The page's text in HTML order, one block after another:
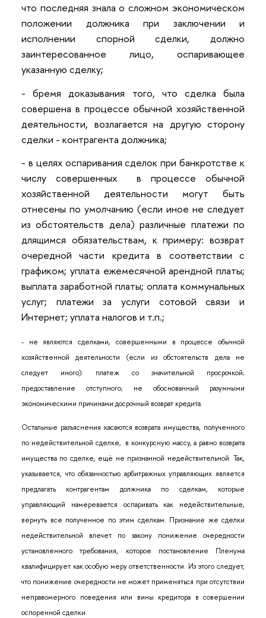
что последняя знала о сложном экономическом
положении должника при заключении и
исполнении спорной сделки, должно
заинтересованное лицо, оспаривающее
указанную сделку;
- бремя доказывания того, что сделка была
совершена в процессе обычной хозяйственной
деятельности, возлагается на другую сторону
сделки - контрагента должника;
- в целях оспаривания сделок при банкротстве к
числу совершенных в процессе обычной
хозяйственной деятельности могут быть
отнесены по умолчанию (если иное не следует
из обстоятельств дела) различные платежи по
длящимся обязательствам, к примеру: возврат
очередной части кредита в соответствии с
графиком; уплата ежемесячной арендной платы;
выплата заработной платы; оплата коммунальных
услуг; платежи за услуги сотовой связи и
Интернет; уплата налогов и т.п.;
- не являются сделками, совершенными в процессе обычной
хозяйственной деятельности (если из обстоятельств дела не
следует иного): платеж со значительной просрочкой;
предоставление отступного; не обоснованный разумными
экономическими причинами досрочный возврат кредита.
Остальные разъяснения касаются возврата имущества, полученного
по недействительной сделке, в конкурсную массу, а равно возврата
имущества по сделке, ещё не признанной недействительной. Так,
указывается, что обязанностью арбитражных управляющих является
предлагать контрагентам должника по сделкам, которые
управляющий намеревается оспаривать как недействительные,
вернуть все полученное по этим сделкам. Признание же сделки
недействительной влечет по закону понижение очередности
установленного требования, которое постановление Пленума
квалифицирует как особую меру ответственности. Из этого следует,
что понижение очередности не может применяться при отсутствии
неправомерного поведения или вины кредитора в совершении
оспоренной сделки.